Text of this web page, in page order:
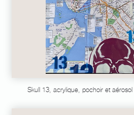
Skull 13, acrylique, pochoir et